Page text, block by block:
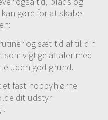
gøre for at skabe
og sæt tid af til din
som vigtige aftaler med
uden god grund.
et fast hobbyhjørne
dit udstyr